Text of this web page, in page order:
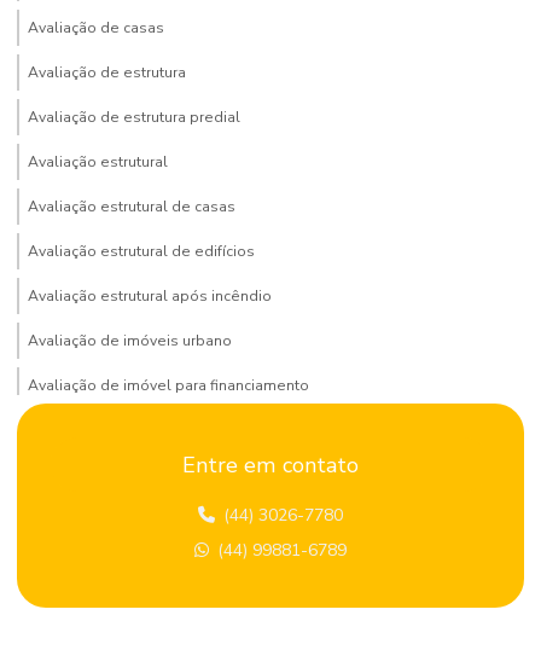
Avaliação de casas
Avaliação de estrutura
Avaliação de estrutura predial
Avaliação estrutural
Avaliação estrutural de casas
Avaliação estrutural de edifícios
Avaliação estrutural após incêndio
Avaliação de imóveis urbano
Avaliação de imóvel para financiamento
Avaliação de locação de imóvel
Avaliação patrimonial de imóveis
Avaliação de terrenos
Entre em contato
(44) 3026-7780
(44) 99881-6789